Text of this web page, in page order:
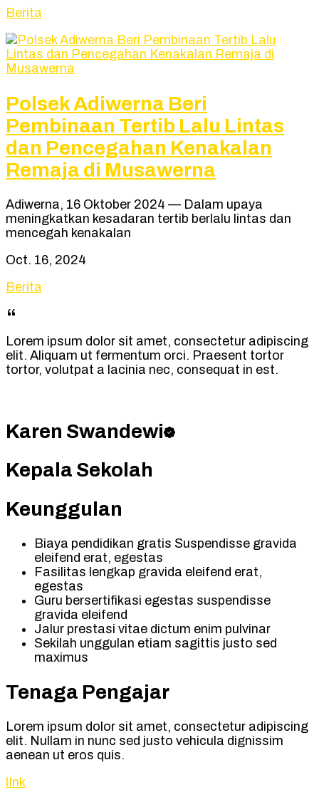
Berita
Polsek Adiwerna Beri
Pembinaan Tertib Lalu Lintas
dan Pencegahan Kenakalan
Remaja di Musawerna
Adiwerna, 16 Oktober 2024 — Dalam upaya
meningkatkan kesadaran tertib berlalu lintas dan
mencegah kenakalan
Oct. 16, 2024
Berita
Lorem ipsum dolor sit amet, consectetur adipiscing
elit. Aliquam ut fermentum orci. Praesent tortor
tortor, volutpat a lacinia nec, consequat in est.
Karen Swandewi
Kepala Sekolah
Keunggulan
Biaya pendidikan gratis Suspendisse gravida
eleifend erat, egestas
Fasilitas lengkap gravida eleifend erat,
egestas
Guru bersertifikasi egestas suspendisse
gravida eleifend
Jalur prestasi vitae dictum enim pulvinar
Sekilah unggulan etiam sagittis justo sed
maximus
Tenaga Pengajar
Lorem ipsum dolor sit amet, consectetur adipiscing
elit. Nullam in nunc sed justo vehicula dignissim
aenean ut eros quis.
lInk